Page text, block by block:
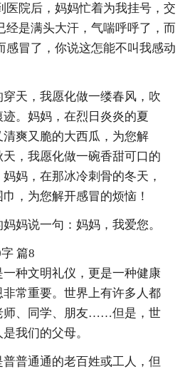
医院后，妈妈忙着为我挂号，交
经是满头大汗，气喘呼呼了，而
感冒了，你说这怎能不叫我感动
天，我愿化做一缕春风，吹
。妈妈，在烈日炎炎的夏
爽又脆的大西瓜，为您解
，我愿化做一碗香甜可口的
妈，在那冰冷刺骨的冬天，
，为您解开感冒的烦恼！
妈说一句：妈妈，我爱您。
篇8
种文明礼仪，更是一种健康
常重要。世界上有许多人都
师、同学、朋友……但是，世
我们的父母。
普通通的老百姓或工人，但